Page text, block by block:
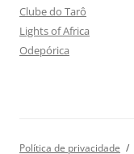
Clube do Tarô
Lights of Africa
Odepórica
Política de privacidade